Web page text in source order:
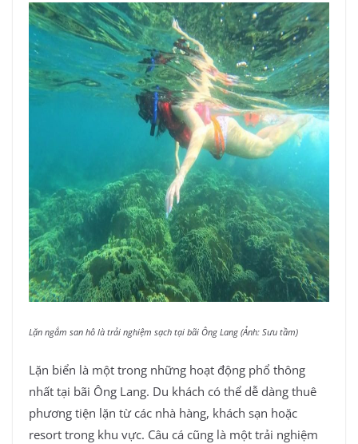
Lặn ngắm san hô là trải nghiệm sạch tại bãi Ông Lang (Ảnh: Sưu tầm)
Lặn biển là một trong những hoạt động phổ thông
nhất tại bãi Ông Lang. Du khách có thể dễ dàng thuê
phương tiện lặn từ các nhà hàng, khách sạn hoặc
resort trong khu vực. Câu cá cũng là một trải nghiệm